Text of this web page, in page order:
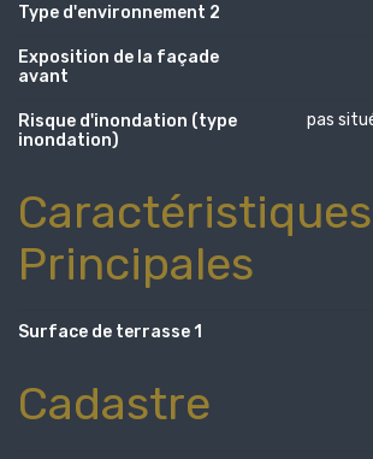
Type d'environnement 2
Exposition de la façade
avant
Risque d'inondation (type
inondation)
pas
Caractéristiques
Principales
Surface de terrasse 1
Cadastre